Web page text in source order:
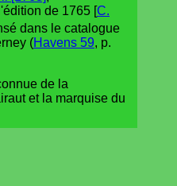
de 1765 [C.
dans le catalogue
(Havens 59, p.
de la
et la marquise du